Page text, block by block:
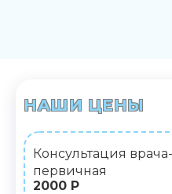
НАШИ ЦЕНЫ
Консультация
первичная
2000 Р